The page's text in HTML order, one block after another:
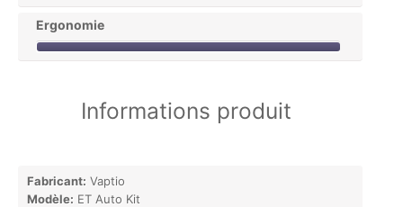
Ergonomie
Informations produit
Fabricant: Vaptio
Modèle: ET Auto Kit